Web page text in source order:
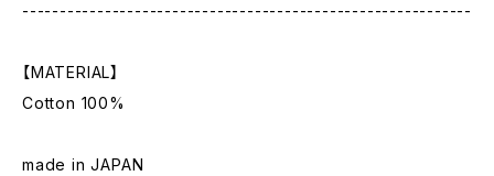
------------------------------------------------------------
【MATERIAL】
Cotton 100%
made in JAPAN